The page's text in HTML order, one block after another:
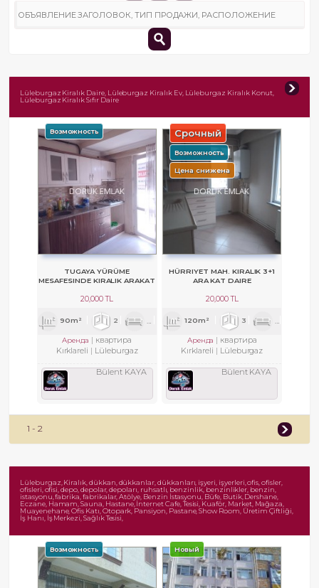
Lüleburgaz Kiralık Daire, Lüleburgaz Kiralık Ev, Lüleburgaz Kiralık Konut,
Lüleburgaz Kiralık Sıfır Daire
Возможность
TUGAYA YÜRÜME
MESAFESINDE KIRALIK ARAKAT
20,000 TL
90m² 2 2
Аренда
квартира
Kırklareli
Lüleburgaz
Bülent KAYA
Срочный
Возможность
Цена снижена
HÜRRIYET MAH. KIRALIK 3+1
ARA KAT DAIRE
20,000 TL
120m² 3
Аренда
квартира
Kırklareli
Lüleburgaz
Bülent KAYA
1 - 2
Lüleburgaz, Kiralık, dükkan, dükkanlar, dükkanları, işyeri, işyerleri, ofis, ofisler,
ofisleri, ofisi, depo, depolar, depoları, ruhsatlı, benzinlik, benzinlikler, benzin,
istasyonu, fabrika, fabrikalar, Atölye, Benzin İstasyonu, Büfe, Butik, Dershane,
Eczane, Hamam, Sauna, Hastane, İnternet Cafe, Tesisi, Kuaför, Market, Mağaza,
Muayenehane, Ofis Katı, Otopark, Pansiyon, Pastane, Show Room, Üretim Çiftliği,
İş Hanı, İş Merkezi, Sağlık Tesisi,
Возможность Новый